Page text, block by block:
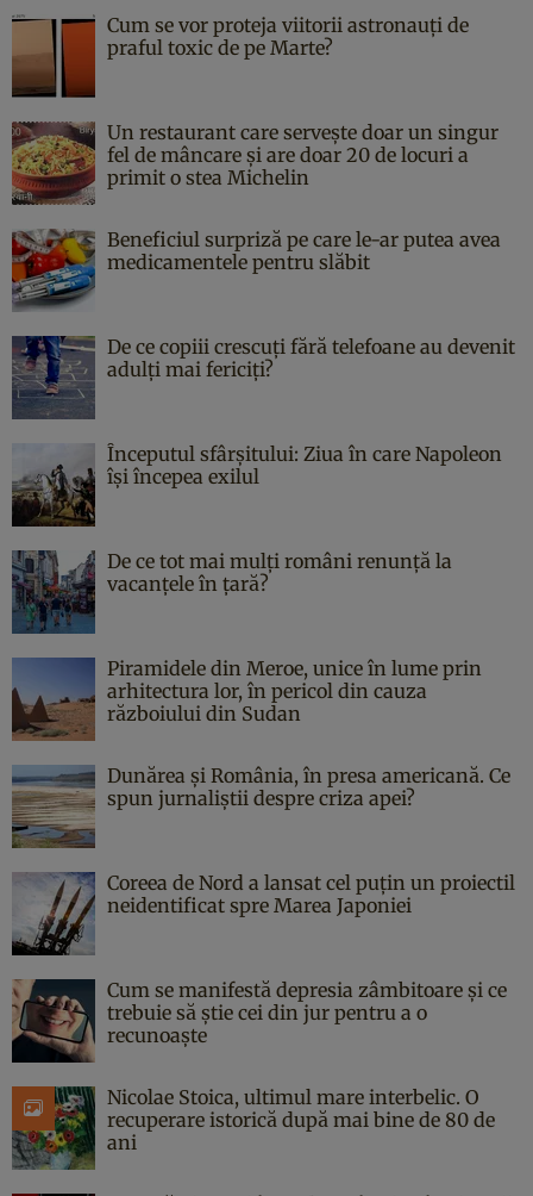
Cum se vor proteja viitorii astronauți de
praful toxic de pe Marte?
Un restaurant care servește doar un singur
fel de mâncare și are doar 20 de locuri a
primit o stea Michelin
Beneficiul surpriză pe care le-ar putea avea
medicamentele pentru slăbit
De ce copiii crescuți fără telefoane au devenit
adulți mai fericiți?
Începutul sfârşitului: Ziua în care Napoleon
îşi începea exilul
De ce tot mai mulți români renunță la
vacanțele în țară?
Piramidele din Meroe, unice în lume prin
arhitectura lor, în pericol din cauza
războiului din Sudan
Dunărea și România, în presa americană. Ce
spun jurnaliștii despre criza apei?
Coreea de Nord a lansat cel puțin un proiectil
neidentificat spre Marea Japoniei
Cum se manifestă depresia zâmbitoare și ce
trebuie să știe cei din jur pentru a o
recunoaște
Nicolae Stoica, ultimul mare interbelic. O
recuperare istorică după mai bine de 80 de
ani